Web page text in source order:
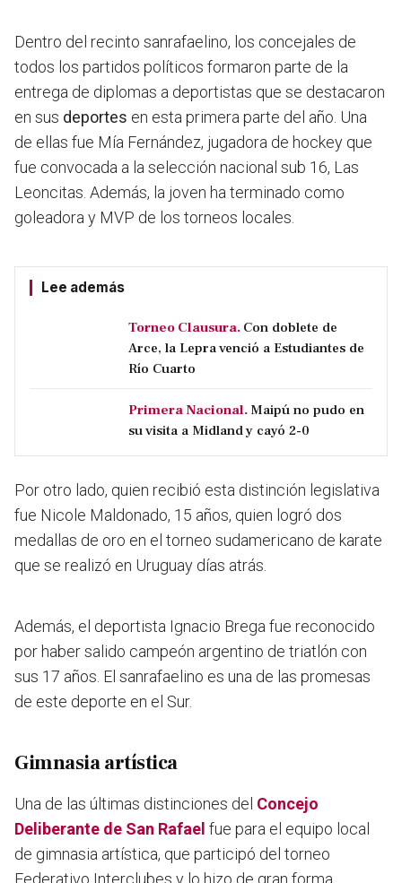
Dentro del recinto sanrafaelino, los concejales de
todos los partidos políticos formaron parte de la
entrega de diplomas a deportistas que se destacaron
en sus deportes en esta primera parte del año. Una
de ellas fue Mía Fernández, jugadora de hockey que
fue convocada a la selección nacional sub 16, Las
Leoncitas. Además, la joven ha terminado como
goleadora y MVP de los torneos locales.
Lee además
Torneo Clausura. Con doblete de
Arce, la Lepra venció a Estudiantes de
Río Cuarto
Primera Nacional. Maipú no pudo en
su visita a Midland y cayó 2-0
Por otro lado, quien recibió esta distinción legislativa
fue Nicole Maldonado, 15 años, quien logró dos
medallas de oro en el torneo sudamericano de karate
que se realizó en Uruguay días atrás.
Además, el deportista Ignacio Brega fue reconocido
por haber salido campeón argentino de triatlón con
sus 17 años. El sanrafaelino es una de las promesas
de este deporte en el Sur.
Gimnasia artística
Una de las últimas distinciones del Concejo
Deliberante de San Rafael fue para el equipo local
de gimnasia artística, que participó del torneo
Federativo Interclubes y lo hizo de gran forma.